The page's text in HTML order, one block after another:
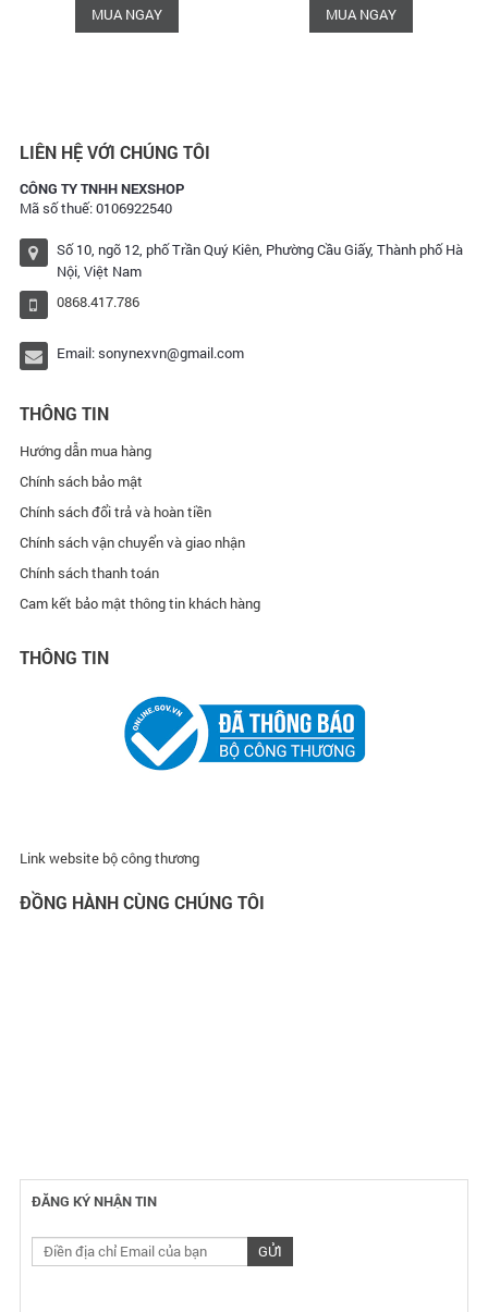
MUA NGAY MUA NGAY
LIÊN HỆ VỚI CHÚNG TÔI
CÔNG TY TNHH NEXSHOP
Mã số thuế: 0106922540
Số 10, ngõ 12, phố Trần Quý Kiên, Phường Cầu Giấy, Thành phố Hà
Nội, Việt Nam
0868.417.786
Email:sonynexvn@gmail.com
THÔNG TIN
Hướng dẫn mua hàng
Chính sách bảo mật
Chính sách đổi trả và hoàn tiền
Chính sách vận chuyển và giao nhận
Chính sách thanh toán
Cam kết bảo mật thông tin khách hàng
THÔNG TIN
Link website bộ công thương
ĐỒNG HÀNH CÙNG CHÚNG TÔI
ĐĂNG KÝ NHẬN TIN